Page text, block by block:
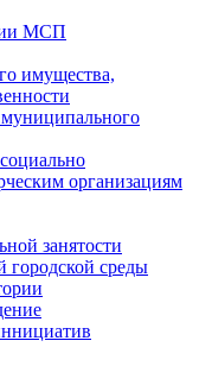
МСП
имущества,
организациям
занятости
городской среды